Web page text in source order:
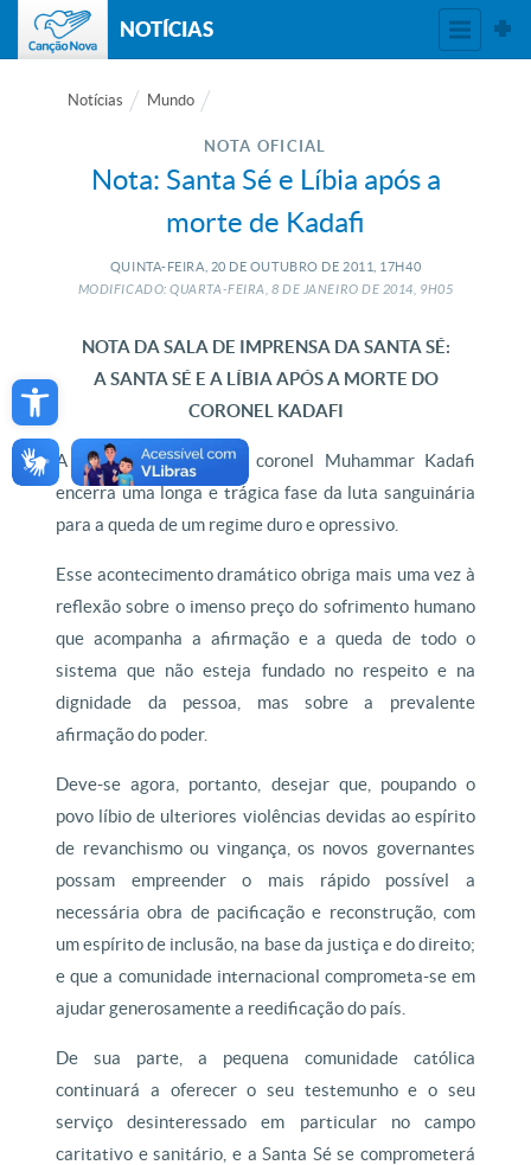
Open toolbar
NOTÍCIAS
Notícias Mundo
NOTA OFICIAL
Nota: Santa Sé e Líbia após a
morte de Kadafi
QUINTA-FEIRA, 20 DE OUTUBRO DE 2011, 17H40
MODIFICADO: QUARTA-FEIRA, 8 DE JANEIRO DE 2014, 9H05
NOTA DA SALA DE IMPRENSA DA SANTA SÉ:
A SANTA SÉ E A LÍBIA APÓS A MORTE DO
CORONEL KADAFI
A notícia da morte do coronel Muhammar Kadafi
encerra uma longa e trágica fase da luta sanguinária
para a queda de um regime duro e opressivo.
Esse acontecimento dramático obriga mais uma vez à
reflexão sobre o imenso preço do sofrimento humano
que acompanha a afirmação e a queda de todo o
sistema que não esteja fundado no respeito e na
dignidade da pessoa, mas sobre a prevalente
afirmação do poder.
Deve-se agora, portanto, desejar que, poupando o
povo líbio de ulteriores violências devidas ao espírito
de revanchismo ou vingança, os novos governantes
possam empreender o mais rápido possível a
necessária obra de pacificação e reconstrução, com
um espírito de inclusão, na base da justiça e do direito;
e que a comunidade internacional comprometa-se em
ajudar generosamente a reedificação do país.
De sua parte, a pequena comunidade católica
continuará a oferecer o seu testemunho e o seu
serviço desinteressado em particular no campo
caritativo e sanitário, e a Santa Sé se comprometerá